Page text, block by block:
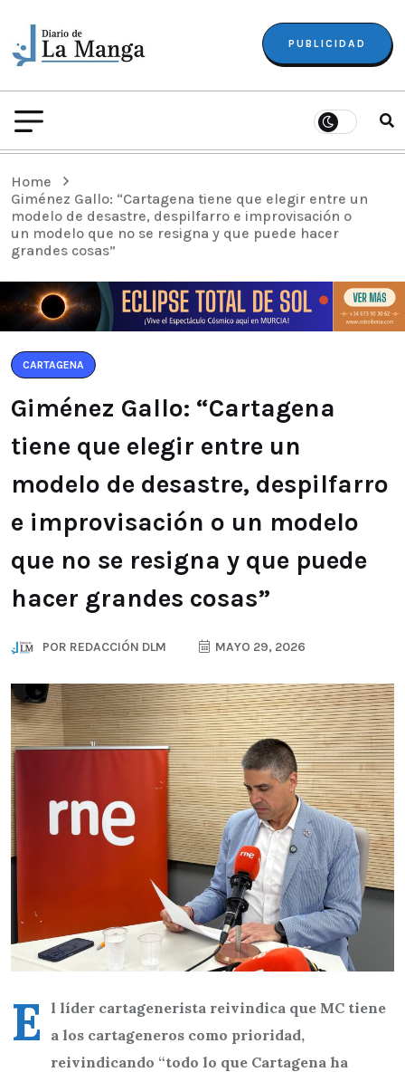
PUBLICIDAD
Home
Giménez Gallo: “Cartagena tiene que elegir entre un
modelo de desastre, despilfarro e improvisación o
un modelo que no se resigna y que puede hacer
grandes cosas”
CARTAGENA
Giménez Gallo: “Cartagena
tiene que elegir entre un
modelo de desastre, despilfarro
e improvisación o un modelo
que no se resigna y que puede
hacer grandes cosas”
POR REDACCIÓN DLM MAYO 29, 2026
E
l líder cartagenerista reivindica que MC tiene
a los cartageneros como prioridad,
reivindicando “todo lo que Cartagena ha